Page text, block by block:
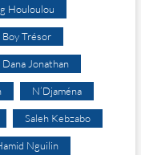
Houloulou
Trésor
Jonathan
N’Djaména
Saleh Kebzabo
Nguilin